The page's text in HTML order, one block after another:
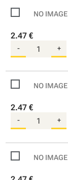
2.47 €
- +
2.47 €
- +